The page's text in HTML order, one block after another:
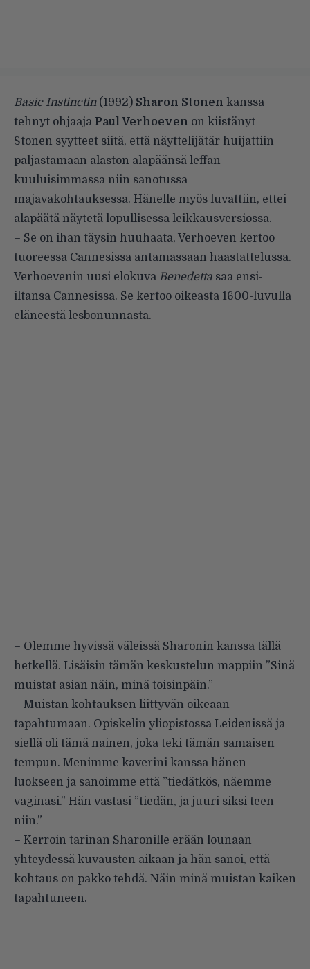
Basic Instinctin(1992) Sharon Stonen kanssa
tehnyt ohjaaja Paul Verhoeven on kiistänyt
Stonen syytteet siitä, että näyttelijätär huijattiin
paljastamaan alaston alapäänsä leffan
kuuluisimmassa niin sanotussa
majavakohtauksessa. Hänelle myös luvattiin, ettei
alapäätä näytetä lopullisessa leikkausversiossa.
– Se on ihan täysin huuhaata, Verhoeven kertoo
tuoreessa Cannesissa antamassaan haastattelussa.
Verhoevenin uusi elokuva Benedetta saa ensi-
iltansa Cannesissa. Se kertoo oikeasta 1600-luvulla
eläneestä lesbonunnasta.
– Olemme hyvissä väleissä Sharonin kanssa tällä
hetkellä. Lisäisin tämän keskustelun mappiin ”Sinä
muistat asian näin, minä toisinpäin.”
– Muistan kohtauksen liittyvän oikeaan
tapahtumaan. Opiskelin yliopistossa Leidenissä ja
siellä oli tämä nainen, joka teki tämän samaisen
tempun. Menimme kaverini kanssa hänen
luokseen ja sanoimme että ”tiedätkös, näemme
vaginasi.” Hän vastasi ”tiedän, ja juuri siksi teen
niin.”
– Kerroin tarinan Sharonille erään lounaan
yhteydessä kuvausten aikaan ja hän sanoi, että
kohtaus on pakko tehdä. Näin minä muistan kaiken
tapahtuneen.